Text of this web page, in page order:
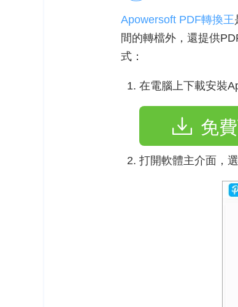
Apowersoft PDF轉換王
間的轉檔外，還提供
式：
在電腦上下載安裝
免
打開軟體主介面，